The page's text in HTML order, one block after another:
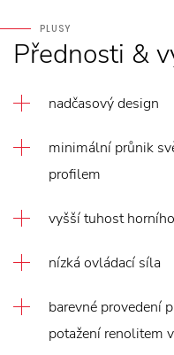
PLUSY
Přednosti &
nadčasový design
minimální průnik
profilem
vyšší tuhost
nízká ovládací síla
barevné provedení
potažení renolitem